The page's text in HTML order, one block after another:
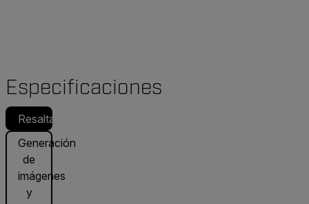
Especificaciones
Resaltado
Generación
de
imágenes
y